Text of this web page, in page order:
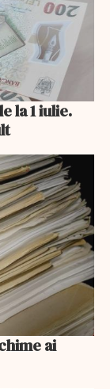
la 1 iulie.
ai